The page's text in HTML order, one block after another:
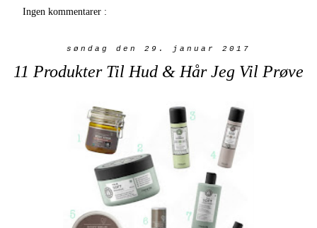
Ingen kommentarer :
søndag den 29. januar 2017
11 Produkter Til Hud & Hår Jeg Vil Prøve